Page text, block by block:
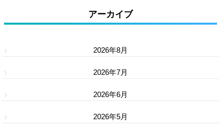
アーカイブ
2026年8月
2026年7月
2026年6月
2026年5月